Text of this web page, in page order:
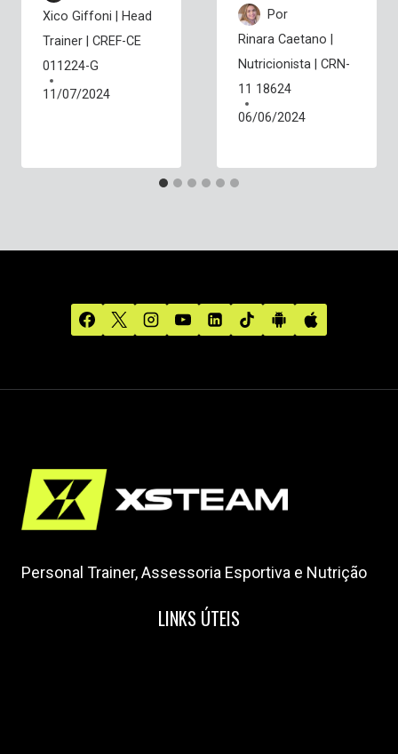
Xico Giffoni | Head
Trainer | CREF-CE
011224-G
11/07/2024
Por
Rinara Caetano |
Nutricionista | CRN-
11 18624
06/06/2024
Personal Trainer, Assessoria Esportiva e Nutrição
LINKS ÚTEIS